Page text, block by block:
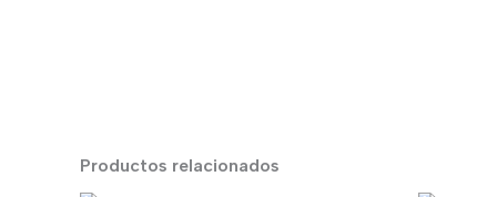
Productos relacionados